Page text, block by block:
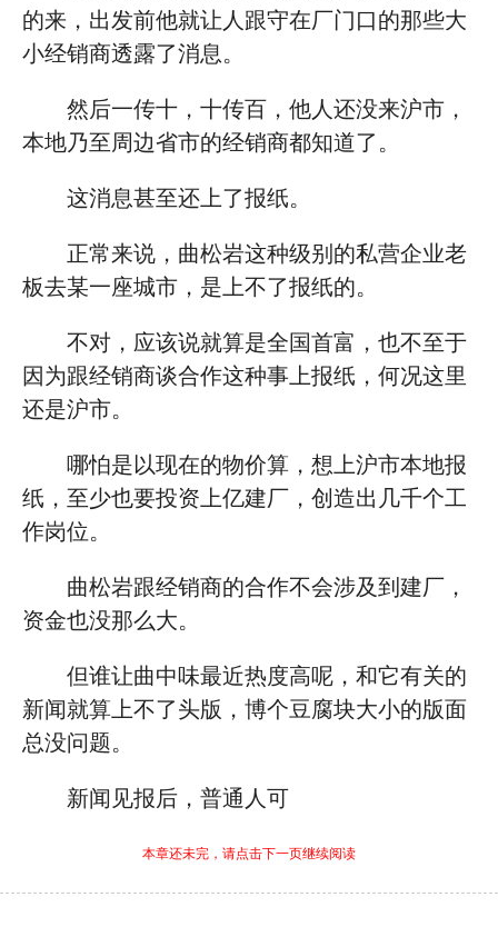
的来，出发前他就让人跟守在厂门口的那些大
小经销商透露了消息。
然后一传十，十传百，他人还没来沪市，
本地乃至周边省市的经销商都知道了。
这消息甚至还上了报纸。
正常来说，曲松岩这种级别的私营企业老
板去某一座城市，是上不了报纸的。
不对，应该说就算是全国首富，也不至于
因为跟经销商谈合作这种事上报纸，何况这里
还是沪市。
哪怕是以现在的物价算，想上沪市本地报
纸，至少也要投资上亿建厂，创造出几千个工
作岗位。
曲松岩跟经销商的合作不会涉及到建厂，
资金也没那么大。
但谁让曲中味最近热度高呢，和它有关的
新闻就算上不了头版，博个豆腐块大小的版面
总没问题。
新闻见报后，普通人可
本章还未完，请点击下一页继续阅读